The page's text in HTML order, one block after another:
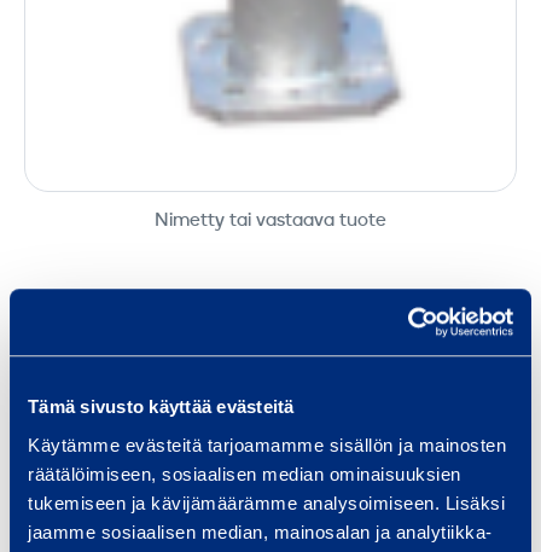
Tämä sivusto käyttää evästeitä
Käytämme evästeitä tarjoamamme sisällön ja mainosten
räätälöimiseen, sosiaalisen median ominaisuuksien
tukemiseen ja kävijämäärämme analysoimiseen. Lisäksi
jaamme sosiaalisen median, mainosalan ja analytiikka-
Nimetty tai vastaava tuote
MINI Teräs­tuki 90-150 cm
Tuoteryhmäkoodi: 7005025
Klikkaa nähdäksesi hinnat verollisina.
Hinta, alv. 0 % 25,5 %
0,76 €